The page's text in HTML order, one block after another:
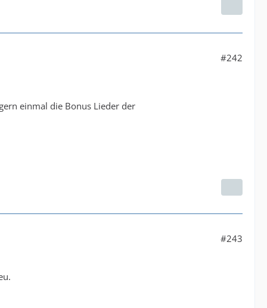
#242
einmal die Bonus Lieder der
#243